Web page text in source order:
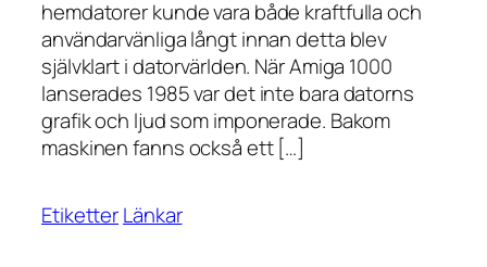
hemdatorer kunde vara både kraftfulla och
användarvänliga långt innan detta blev
självklart i datorvärlden. När Amiga 1000
lanserades 1985 var det inte bara datorns
grafik och ljud som imponerade. Bakom
maskinen fanns också ett […]
EtiketterLänkar